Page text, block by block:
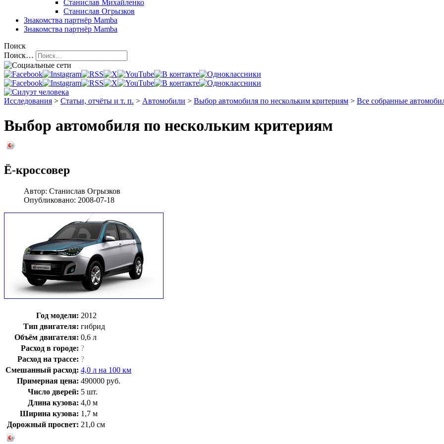
Станислав Михайленко
Станислав Огрызков
Знакомства партнёр Mamba
Знакомства партнёр Mamba
Поиск
Поиск…
Исследования > Статьи, отчёты и т. п. > Автомобили > Выбор автомобиля по нескольким критериям > Все собранные
Выбор автомобиля по нескольким критериям
Ё-кроссовер
Автор: Станислав Огрызков
Опубликовано: 2008-07-18
Год модели: 2012
Тип двигателя: гибрид
Объём двигателя: 0,6 л
Расход в городе: ?
Расход на трассе: ?
Смешанный расход: 4,0 л на 100 км
Примерная цена: 490000 руб.
Число дверей: 5 шт.
Длина кузова: 4,0 м
Ширина кузова: 1,7 м
Дорожный просвет: 21,0 cм